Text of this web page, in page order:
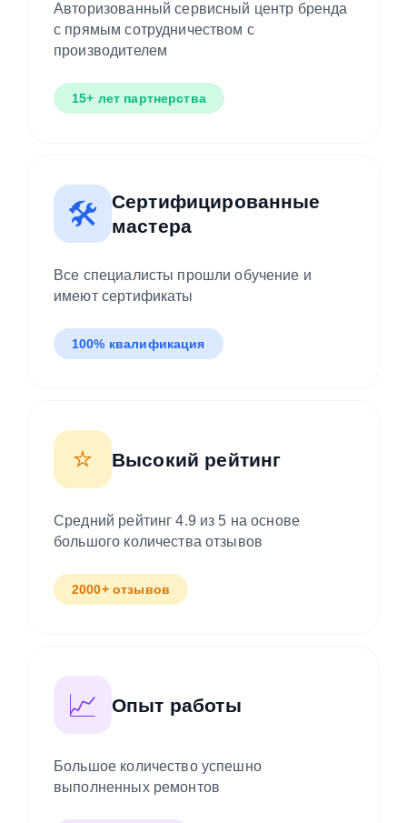
Авторизованный сервисный центр бренда
с прямым сотрудничеством с
производителем
15+ лет партнерства
🛠️
Сертифицированные
мастера
Все специалисты прошли обучение и
имеют сертификаты
100% квалификация
⭐ Высокий рейтинг
Средний рейтинг 4.9 из 5 на основе
большого количества отзывов
2000+ отзывов
📈 Опыт работы
Большое количество успешно
выполненных ремонтов